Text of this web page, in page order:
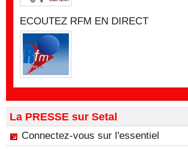
ECOUTEZ RFM EN DIRECT
La PRESSE sur Setal
Connectez-vous sur l'essentiel